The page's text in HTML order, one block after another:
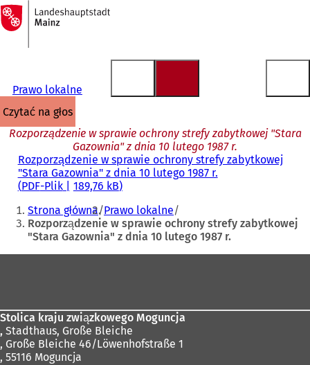
Przejdź do treści
Do
strony
głównej
Prawo lokalne
czytać na głos
Rozporządzenie w sprawie ochrony strefy zabytkowej "Stara
Gazownia" z dnia 10 lutego 1987 r.
Rozporządzenie w sprawie ochrony strefy zabytkowej
"Stara Gazownia" z dnia 10 lutego 1987 r.
PDF-Plik 189,76 kB
Jesteś
tutaj:
Strona główna Prawo lokalne
Rozporządzenie w sprawie ochrony strefy zabytkowej
"Stara Gazownia" z dnia 10 lutego 1987 r.
Stolica kraju związkowego Moguncja
, Stadthaus, Große Bleiche
, Große Bleiche 46/Löwenhofstraße 1
, 55116 Moguncja